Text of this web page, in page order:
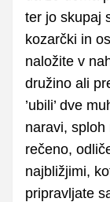
ter jo skupaj
kozarčki in
naložite v
družino ali
’ubili’ dve
naravi,
rečeno,
najbližjimi,
pripravljate